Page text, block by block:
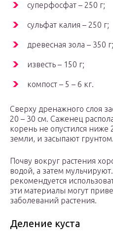
суперфосфат – 250 г;
сульфат калия – 250 г;
древесная зола – 350 г;
известь – 150 г;
компост – 5 – 6 кг.
Сверху дренажного слоя
20 – 30 см. Саженец
корень не опустился ниже
земли, и засыпают грунтом.
Почву вокруг растения
водой, а затем
рекомендуется
эти материалы могут
заболеваний растения.
Деление куста